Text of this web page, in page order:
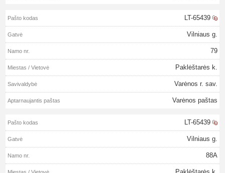
LT-65439
Vilniaus g.
79
Paklėštarės k.
Varėnos r. sav.
Varėnos paštas
LT-65439
Vilniaus g.
88A